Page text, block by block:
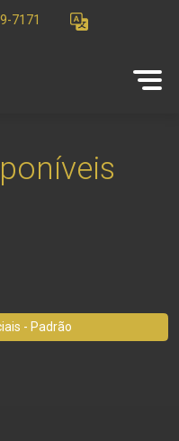
7171
- Padrão